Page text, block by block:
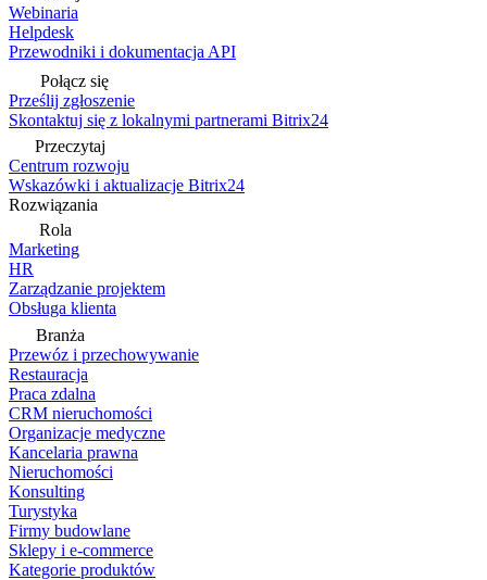
Webinaria
Helpdesk
Przewodniki i dokumentacja API
Połącz się
Prześlij zgłoszenie
Skontaktuj się z lokalnymi partnerami Bitrix24
Przeczytaj
Centrum rozwoju
Wskazówki i aktualizacje Bitrix24
Rozwiązania
Rola
Marketing
HR
Zarządzanie projektem
Obsługa klienta
Branża
Przewóz i przechowywanie
Restauracja
Praca zdalna
CRM nieruchomości
Organizacje medyczne
Kancelaria prawna
Nieruchomości
Konsulting
Turystyka
Firmy budowlane
Sklepy i e-commerce
Kategorie produktów